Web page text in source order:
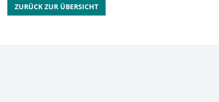
ZURÜCK ZUR ÜBERSICHT